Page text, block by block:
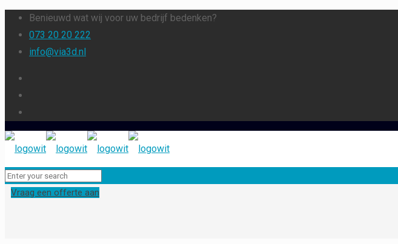
Benieuwd wat wij voor uw bedrijf bedenken?
073 20 20 222
info@via3d.nl
Vraag een offerte aan